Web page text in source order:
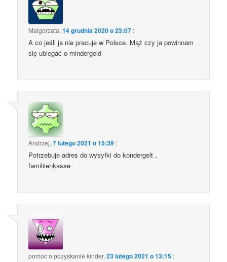
Malgorzata,14 grudnia 2020 o 23:07 :
A co jeśli ja nie pracuje w Polsce. Mąż czy ja powinnam
się ubiegać o mindergeld
Andrzej,7 lutego 2021 o 15:39 :
Potrzebuje adres do wysyłki do kondergelt ,
familiienkasse
pomoc o pozyskanie kinder,23 lutego 2021 o 13:15 :